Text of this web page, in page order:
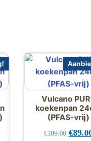
prijs was: €125.00.
prijs is: €109.00.
Vulcano
koekenpan
(PFAS-vrij)
€109.00 €